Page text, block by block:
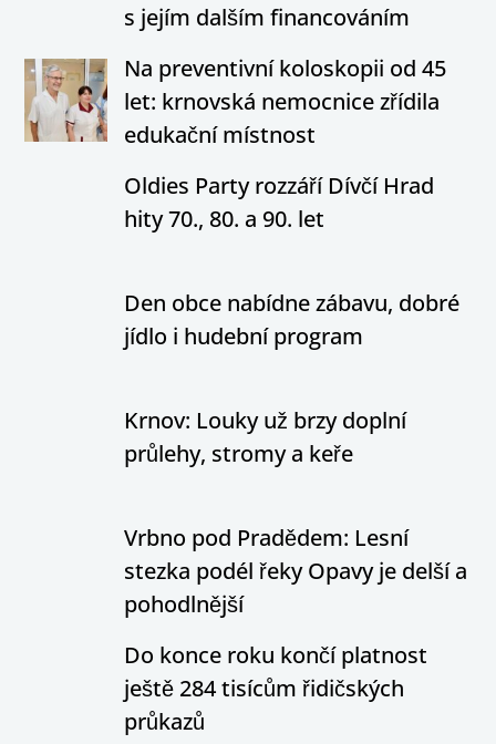
s jejím dalším financováním
Na preventivní koloskopii od 45
let: krnovská nemocnice zřídila
edukační místnost
Oldies Party rozzáří Dívčí Hrad
hity 70., 80. a 90. let
Den obce nabídne zábavu, dobré
jídlo i hudební program
Krnov: Louky už brzy doplní
průlehy, stromy a keře
Vrbno pod Pradědem: Lesní
stezka podél řeky Opavy je delší a
pohodlnější
Do konce roku končí platnost
ještě 284 tisícům řidičských
průkazů